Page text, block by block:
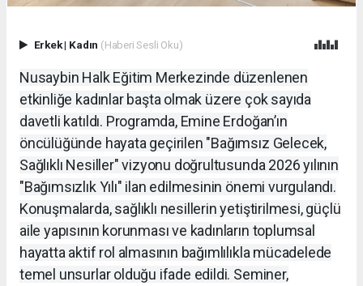
Erkek| Kadın (Haberi Sesli Oku)
Nusaybin Halk Eğitim Merkezinde düzenlenen
etkinliğe kadınlar başta olmak üzere çok sayıda
davetli katıldı. Programda, Emine Erdoğan’ın
öncülüğünde hayata geçirilen "Bağımsız Gelecek,
Sağlıklı Nesiller" vizyonu doğrultusunda 2026 yılının
"Bağımsızlık Yılı" ilan edilmesinin önemi vurgulandı.
Konuşmalarda, sağlıklı nesillerin yetiştirilmesi, güçlü
aile yapısının korunması ve kadınların toplumsal
hayatta aktif rol almasının bağımlılıkla mücadelede
temel unsurlar olduğu ifade edildi. Seminer,